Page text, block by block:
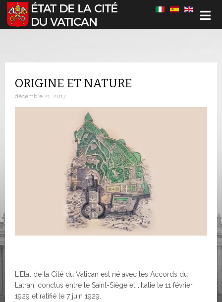
Sélectionnez votre langue
ORIGINE ET NATURE
décembre 21, 2017
L'État de la Cité du Vatican est né avec les Accords du
Latran, conclus entre le Saint-Siège et l'Italie le 11 février
1929 et ratifié le 7 juin 1929.